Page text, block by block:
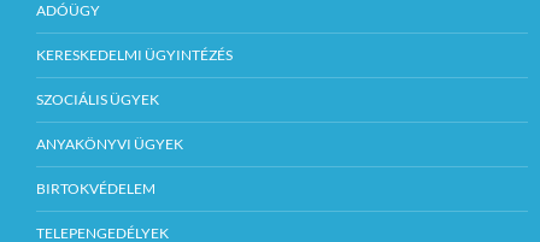
ADÓÜGY
KERESKEDELMI ÜGYINTÉZÉS
SZOCIÁLIS ÜGYEK
ANYAKÖNYVI ÜGYEK
BIRTOKVÉDELEM
TELEPENGEDÉLYEK